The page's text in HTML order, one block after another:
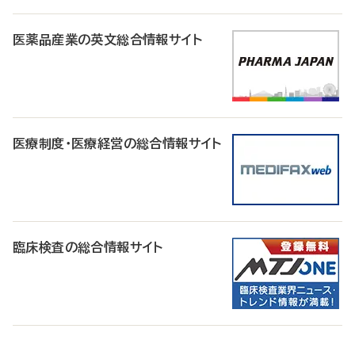
医薬品産業の英文総合情報サイト
医療制度・医療経営の総合情報サイト
臨床検査の総合情報サイト